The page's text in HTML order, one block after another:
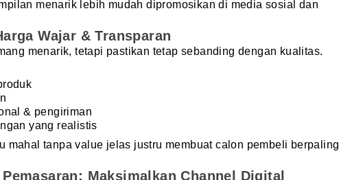
menarik lebih mudah dipromosikan di media sosial dan
Wajar & Transparan
menarik, tetapi pastikan tetap sebanding dengan kualitas.
& pengiriman
yang realistis
mahal tanpa value jelas justru membuat calon pembeli berpaling
Maksimalkan Channel Digital